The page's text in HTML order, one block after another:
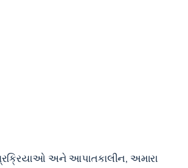
અને આપાતકાલીન, અમારા